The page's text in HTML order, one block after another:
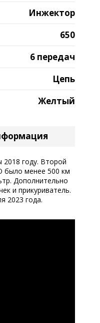
Инжектор
650
6 передач
Цепь
Желтый
2018 году. Второй
было менее 500 км
Дополнительно
и прикуриватель.
2023 года.